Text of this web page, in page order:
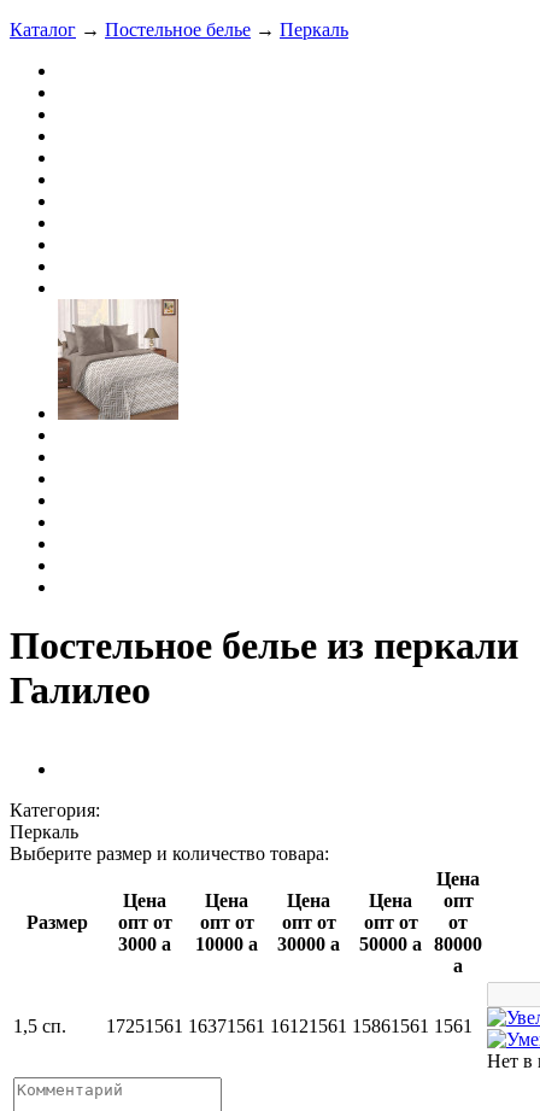
Каталог → Постельное белье → Перкаль
Постельное белье из перкали
Галилео
Категория:
Перкаль
Выберите размер и количество товара:
Размер
Цена
опт от
3000 a
Цена
опт от
10000 a
Цена
опт от
30000 a
Цена
опт от
50000 a
Цена
опт
от
80000
a
1,5 сп. 17251561 16371561 16121561 15861561 1561
Нет в